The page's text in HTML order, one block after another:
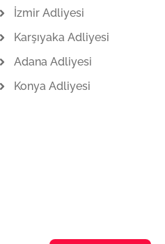
İzmir Adliyesi
Karşıyaka Adliyesi
Adana Adliyesi
Konya Adliyesi